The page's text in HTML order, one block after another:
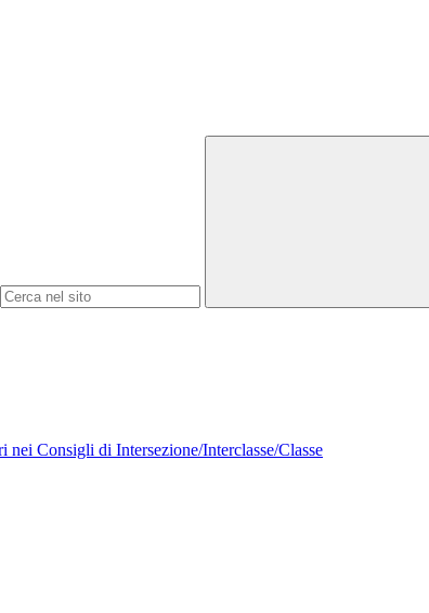
nei Consigli di Intersezione/Interclasse/Classe